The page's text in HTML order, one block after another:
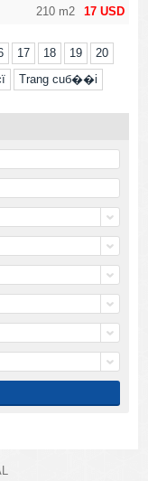
17 USD
210 m2
17 18 19
20
Trang cuб��i